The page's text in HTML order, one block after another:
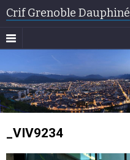
Crif Grenoble Dauphiné
_VIV9234